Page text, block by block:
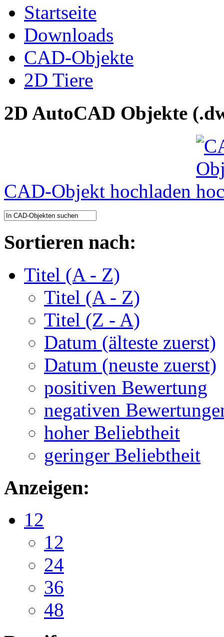
Startseite
Downloads
CAD-Objekte
2D Tiere
2D AutoCAD Objekte
CAD-Objekt hochladen
Sortieren nach:
Titel (A - Z)
Titel (A - Z)
Titel (Z - A)
Datum (älteste zuerst)
Datum (neuste zuerst)
positiven Bewertung
negativen
hoher Beliebtheit
geringer Beliebtheit
Anzeigen:
12
12
24
36
48